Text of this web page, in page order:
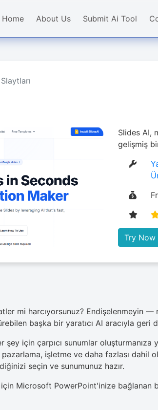
Home About Us Submit Ai Tool
Slides AI,
gelişmiş
Try Now
mi harcıyorsunuz? Endişelenmeyin —
başka bir yaratıcı AI aracıyla geri
için çarpıcı sunumlar oluşturmanıza
işletme ve daha fazlası dahil
seçin ve sunumunuz hazır.
için Microsoft PowerPoint'inize bağlanan